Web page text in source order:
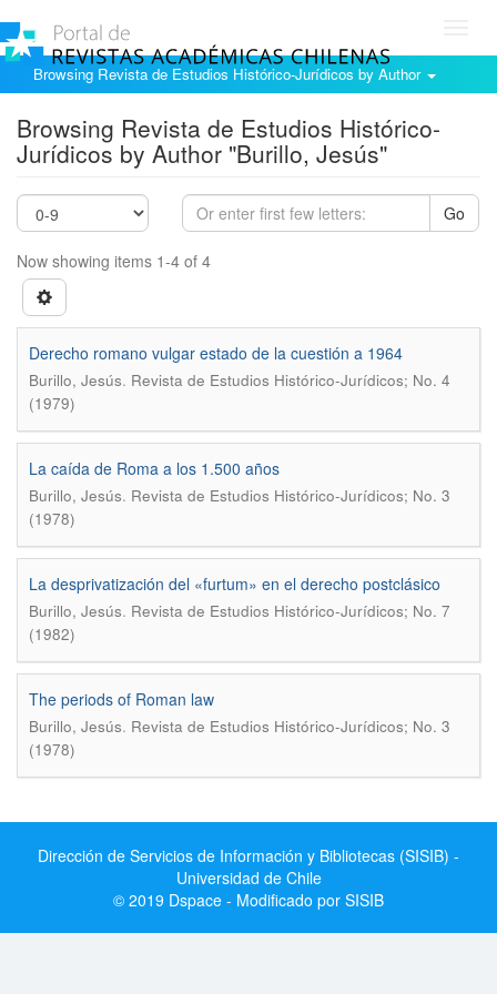
Browsing Revista de Estudios Histórico-Jurídicos by Author
Browsing Revista de Estudios Histórico-
Jurídicos by Author "Burillo, Jesús"
Go
Now showing items 1-4 of 4
Derecho romano vulgar estado de la cuestión a 1964
Burillo, Jesús. Revista de Estudios Histórico-Jurídicos; No. 4
(1979)
La caída de Roma a los 1.500 años
Burillo, Jesús. Revista de Estudios Histórico-Jurídicos; No. 3
(1978)
La desprivatización del «furtum» en el derecho postclásico
Burillo, Jesús. Revista de Estudios Histórico-Jurídicos; No. 7
(1982)
The periods of Roman law
Burillo, Jesús. Revista de Estudios Histórico-Jurídicos; No. 3
(1978)
Dirección de Servicios de Información y Bibliotecas (SISIB) -
Universidad de Chile
© 2019 Dspace - Modificado por SISIB